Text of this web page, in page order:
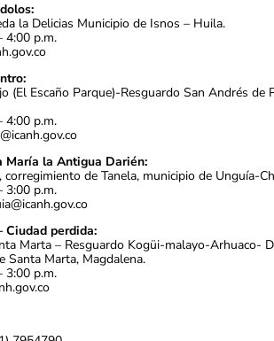
la Delicias Municipio de Isnos – Huila.
4:00 p.m.
(El Escaño Parque)-Resguardo San Andrés de
4:00 p.m.
María la Antigua Darién:
corregimiento de Tanela, municipio de Unguía-
3:00 p.m.
Ciudad perdida:
Marta – Resguardo Kogüi-malayo-Arhuaco-
Santa Marta, Magdalena.
3:00 p.m.